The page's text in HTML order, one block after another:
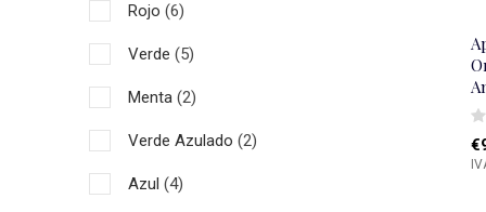
Rojo (6)
Verde (5)
Menta (2)
Verde Azulado (2)
Azul (4)